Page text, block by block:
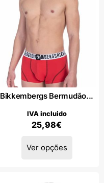
Bikkembergs Bermudão...
25,98€
IVA incluido
Ver opções